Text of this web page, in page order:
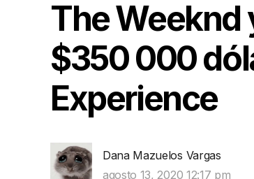
The Weeknd
$350 000
Experience
Dana Mazuelos Vargas
agosto 13, 2020 12:17 pm